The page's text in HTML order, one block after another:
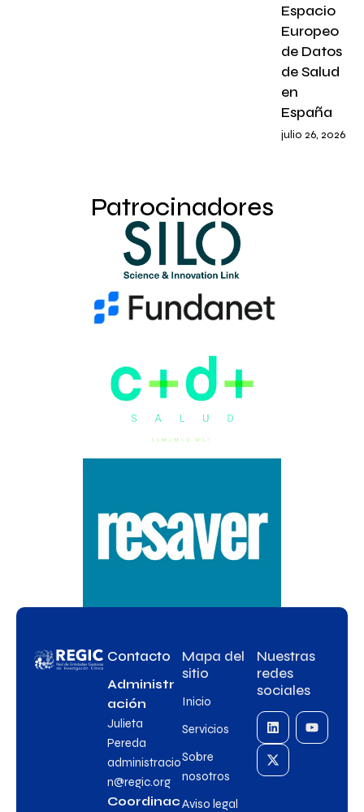
Espacio
Europeo
de Datos
de Salud
en
España
julio 26, 2026
Patrocinadores
Contacto
Administr
ación
Julieta
Pereda
administracio
n@regic.org
Coordinac
Mapa del
sitio
Inicio
Servicios
Sobre
nosotros
Aviso legal
Nuestras
redes
sociales